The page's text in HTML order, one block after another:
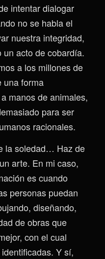
intentar dialogar
no se habla el
nuestra integridad,
un acto de cobardía.
a los millones de
una forma
manos de animales,
para ser
racionales.
la soledad… Haz de
arte. En mi caso,
es cuando
personas puedan
diseñando,
de obras que
con el cual
Y sí,